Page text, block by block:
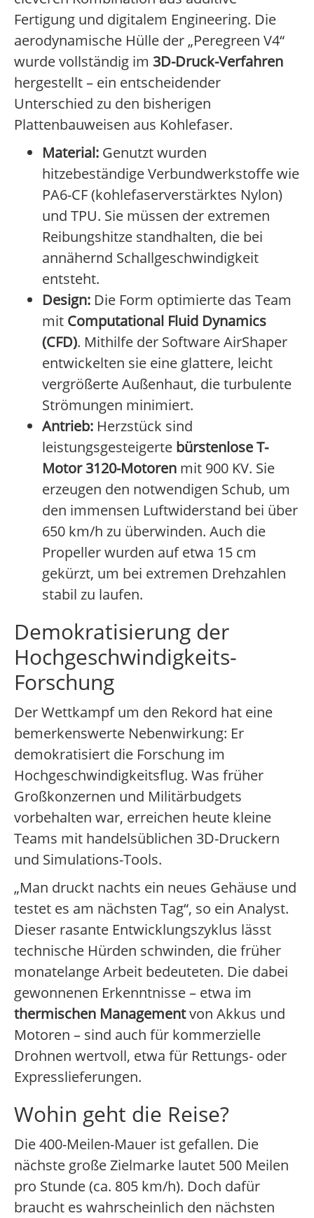
Fertigung und digitalem Engineering. Die
aerodynamische Hülle der „Peregreen V4“
wurde vollständig im 3D-Druck-Verfahren
hergestellt – ein entscheidender
Unterschied zu den bisherigen
Plattenbauweisen aus Kohlefaser.
Material: Genutzt wurden
hitzebeständige Verbundwerkstoffe wie
PA6-CF (kohlefaserverstärktes Nylon)
und TPU. Sie müssen der extremen
Reibungshitze standhalten, die bei
annähernd Schallgeschwindigkeit
entsteht.
Design: Die Form optimierte das Team
mit Computational Fluid Dynamics
(CFD). Mithilfe der Software AirShaper
entwickelten sie eine glattere, leicht
vergrößerte Außenhaut, die turbulente
Strömungen minimiert.
Antrieb: Herzstück sind
leistungsgesteigerte bürstenlose T-
Motor 3120-Motoren mit 900 KV. Sie
erzeugen den notwendigen Schub, um
den immensen Luftwiderstand bei über
650 km/h zu überwinden. Auch die
Propeller wurden auf etwa 15 cm
gekürzt, um bei extremen Drehzahlen
stabil zu laufen.
Demokratisierung der
Hochgeschwindigkeits-
Forschung
Der Wettkampf um den Rekord hat eine
bemerkenswerte Nebenwirkung: Er
demokratisiert die Forschung im
Hochgeschwindigkeitsflug. Was früher
Großkonzernen und Militärbudgets
vorbehalten war, erreichen heute kleine
Teams mit handelsüblichen 3D-Druckern
und Simulations-Tools.
„Man druckt nachts ein neues Gehäuse und
testet es am nächsten Tag“, so ein Analyst.
Dieser rasante Entwicklungszyklus lässt
technische Hürden schwinden, die früher
monatelange Arbeit bedeuteten. Die dabei
gewonnenen Erkenntnisse – etwa im
thermischen Managementvon Akkus und
Motoren – sind auch für kommerzielle
Drohnen wertvoll, etwa für Rettungs- oder
Expresslieferungen.
Wohin geht die Reise?
Die 400-Meilen-Mauer ist gefallen. Die
nächste große Zielmarke lautet 500 Meilen
pro Stunde (ca. 805 km/h). Doch dafür
braucht es wahrscheinlich den nächsten